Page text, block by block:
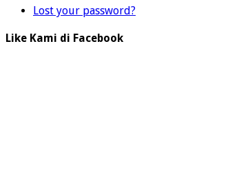
Lost your password?
Like Kami di Facebook